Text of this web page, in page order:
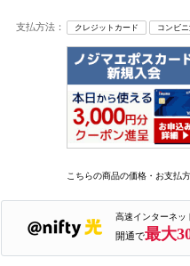
支払方法： クレジットカード コンビ
こちらの商品の価格・お支払
高速インターネッ
開通で最大